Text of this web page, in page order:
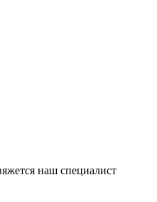
наш специалист